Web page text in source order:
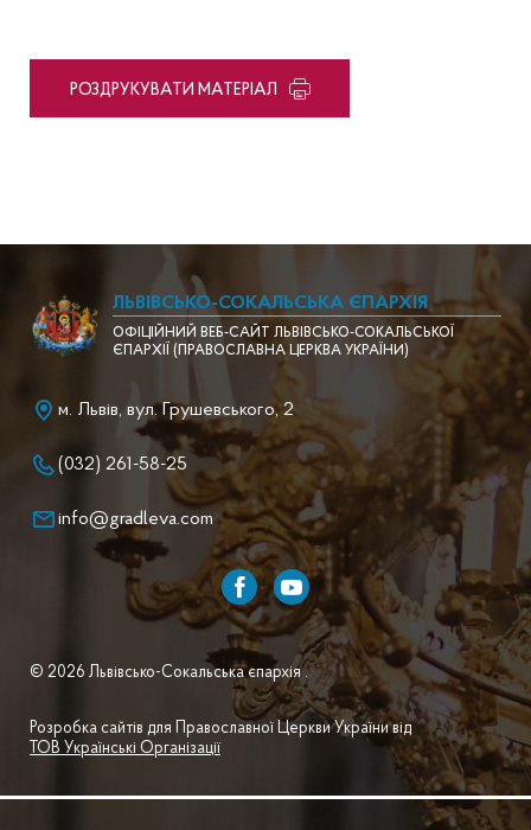
PОЗДРУКУВАТИ МАТЕРІАЛ
ЛЬВІВСЬКО-СОКАЛЬСЬКА ЄПАРХІЯ
ОФІЦІЙНИЙ ВЕБ-САЙТ ЛЬВІВСЬКО-СОКАЛЬСЬКОЇ
ЄПАРХІЇ (ПРАВОСЛАВНА ЦЕРКВА УКРАЇНИ)
м. Львів, вул. Грушевського, 2
(032) 261-58-25
info@gradleva.com
© 2026 Львівсько-Сокальська єпархія .
Розробка сайтів для Православної Церкви України від
ТОВ Українські Організації